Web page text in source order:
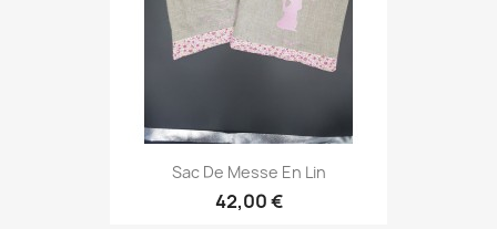
Sac De Messe En Lin
42,00 €